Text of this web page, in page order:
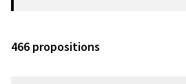
466 propositions